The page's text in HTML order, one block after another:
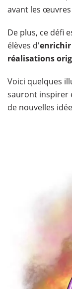
avant les
De plus, ce défi
élèves d'
réalisations
Voici quelques
sauront inspirer
de nouvelles